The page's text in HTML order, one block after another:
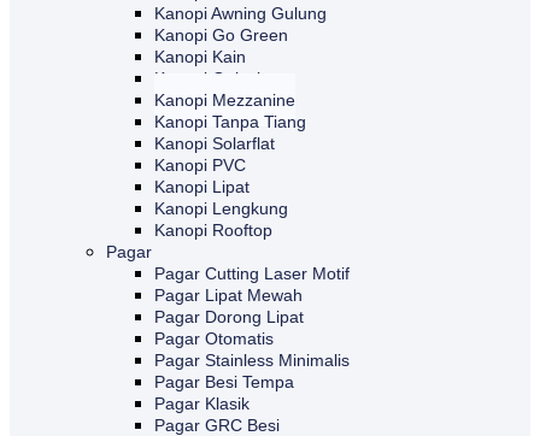
Kanopi Awning Gulung
Kanopi Go Green
Kanopi Kain
Kanopi Galvalum
Kanopi Mezzanine
Kanopi Tanpa Tiang
Kanopi Solarflat
Kanopi PVC
Kanopi Lipat
Kanopi Lengkung
Kanopi Rooftop
Pagar
Pagar Cutting Laser Motif
Pagar Lipat Mewah
Pagar Dorong Lipat
Pagar Otomatis
Pagar Stainless Minimalis
Pagar Besi Tempa
Pagar Klasik
Pagar GRC Besi